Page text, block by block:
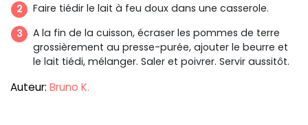
Faire tiédir le lait à feu doux dans une casserole.
A la fin de la cuisson, écraser les pommes de terre
grossièrement au presse-purée, ajouter le beurre et
le lait tiédi, mélanger. Saler et poivrer. Servir aussitôt.
Auteur: Bruno K.